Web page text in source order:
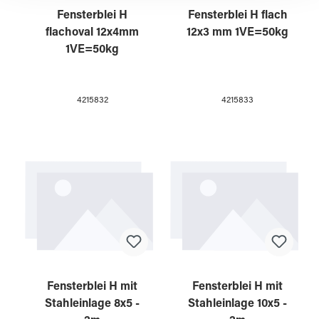
Fensterblei H
flachoval 12x4mm
1VE=50kg
4215832
Fensterblei H flach
12x3 mm 1VE=50kg
4215833
Fensterblei H mit
Stahleinlage 8x5 -
Fensterblei H mit
Stahleinlage 10x5 -